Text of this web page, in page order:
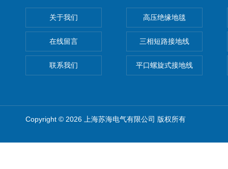
关于我们
在线留言
联系我们
高压绝缘地毯
三相短路接地线
平口螺旋式接地线
Copyright © 2026 上海苏海电气有限公司 版权所有